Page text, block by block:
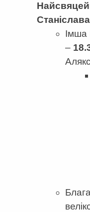
Імша
–